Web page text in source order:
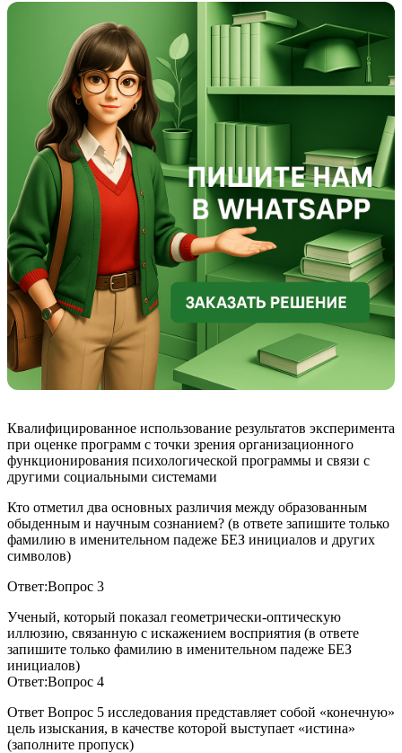
Квалифицированное использование результатов эксперимента
при оценке программ с точки зрения организационного
функционирования психологической программы и связи с
другими социальными системами
Кто отметил два основных различия между образованным
обыденным и научным сознанием? (в ответе запишите только
фамилию в именительном падеже БЕЗ инициалов и других
символов)
Ответ:Вопрос 3
Ученый, который показал геометрически-оптическую
иллюзию, связанную с искажением восприятия (в ответе
запишите только фамилию в именительном падеже БЕЗ
инициалов)
Ответ:Вопрос 4
Ответ Вопрос 5 исследования представляет собой «конечную»
цель изыскания, в качестве которой выступает «истина»
(заполните пропуск)